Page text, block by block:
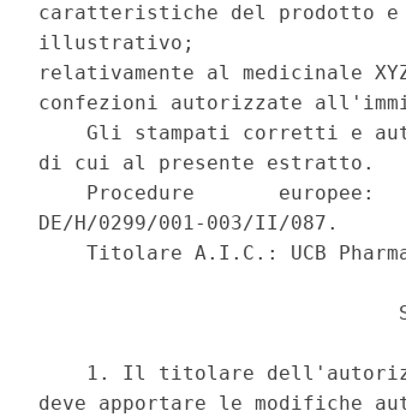
caratteristiche del prodotto
illustrativo;
relativamente al medicinale
confezioni autorizzate
Gli stampati corretti e
di cui al presente estratto.
Procedure       europee:
DE/H/0299/001-003/II/087.
Titolare A.I.C.: UCB
1. Il titolare
deve apportare le modifiche